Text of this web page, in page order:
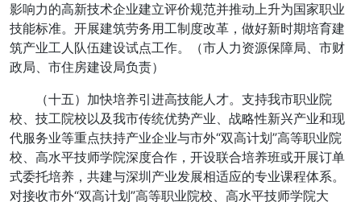
影响力的高新技术企业建立评价规范并推动上升为国家职业
技能标准。开展建筑劳务用工制度改革，做好新时期培育建
筑产业工人队伍建设试点工作。（市人力资源保障局、市财
政局、市住房建设局负责）
（十五）加快培养引进高技能人才。支持我市职业院
校、技工院校以及我市传统优势产业、战略性新兴产业和现
代服务业等重点扶持产业企业与市外“双高计划”高等职业院
校、高水平技师学院深度合作，开设联合培养班或开展订单
式委托培养，共建与深圳产业发展相适应的专业课程体系。
对接收市外“双高计划”高等职业院校、高水平技师学院大